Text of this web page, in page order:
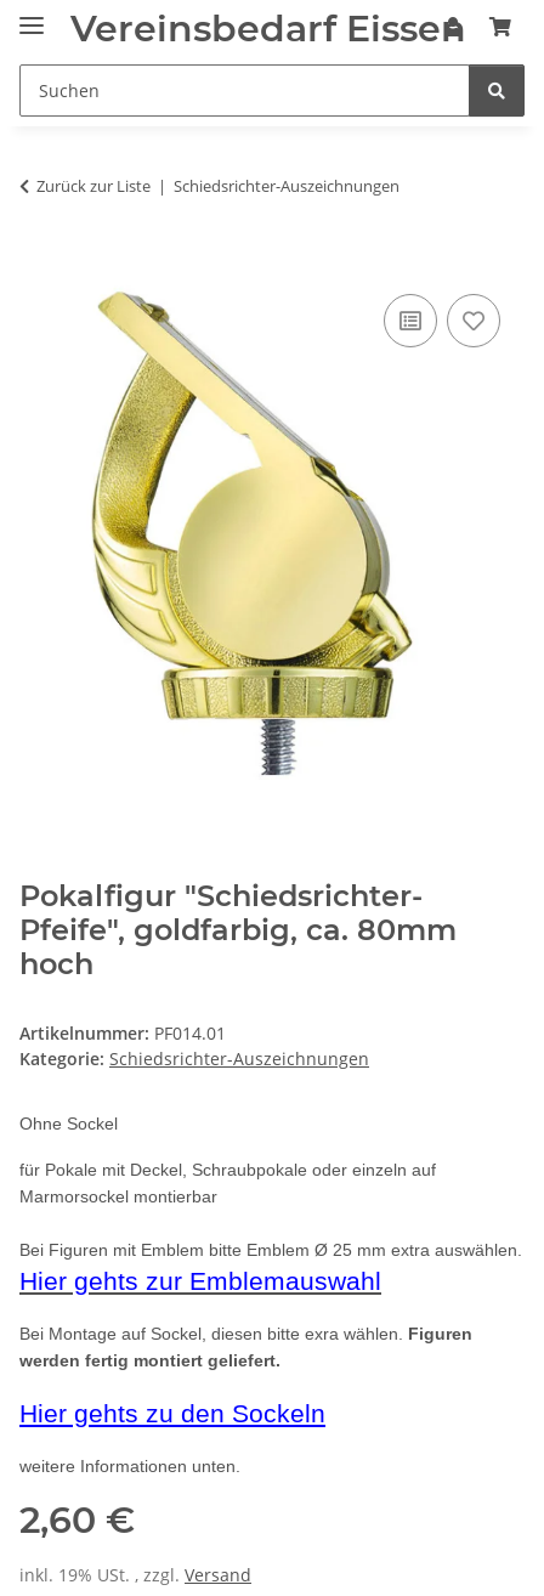
Vereinsbedarf Eissen
Zurück zur Liste Schiedsrichter-Auszeichnungen
Pokalfigur "Schiedsrichter-
Pfeife", goldfarbig, ca. 80mm
hoch
Artikelnummer: PF014.01
Kategorie: Schiedsrichter-Auszeichnungen
Ohne Sockel
für Pokale mit Deckel, Schraubpokale oder einzeln auf
Marmorsockel montierbar
Bei Figuren mit Emblem bitte Emblem Ø 25 mm extra auswählen.
Hier gehts zur Emblemauswahl
Bei Montage auf Sockel, diesen bitte exra wählen. Figuren
werden fertig montiert geliefert.
Hier gehts zu den Sockeln
weitere Informationen unten.
2,60 €
inkl. 19% USt. , zzgl. Versand